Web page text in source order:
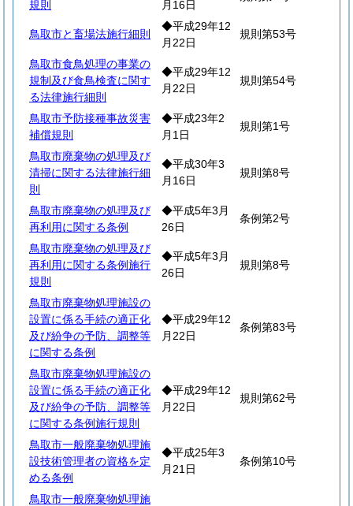
規則
月16日
鳥取市と畜場法施行細則
◆平成29年12
月22日
規則第53号
鳥取市食鳥処理の事業の
規制及び食鳥検査に関す
る法律施行細則
◆平成29年12
月22日
規則第54号
鳥取市予防接種事故災害
補償規則
◆平成23年2
月1日
規則第1号
鳥取市廃棄物の処理及び
清掃に関する法律施行細
則
◆平成30年3
月16日
規則第8号
鳥取市廃棄物の処理及び
再利用に関する条例
◆平成5年3月
26日
条例第2号
鳥取市廃棄物の処理及び
再利用に関する条例施行
規則
◆平成5年3月
26日
規則第8号
鳥取市廃棄物処理施設の
設置に係る手続の適正化
及び紛争の予防、調整等
に関する条例
◆平成29年12
月22日
条例第83号
鳥取市廃棄物処理施設の
設置に係る手続の適正化
及び紛争の予防、調整等
に関する条例施行規則
◆平成29年12
月22日
規則第62号
鳥取市一般廃棄物処理施
設技術管理者の資格を定
める条例
◆平成25年3
月21日
条例第10号
鳥取市一般廃棄物処理施